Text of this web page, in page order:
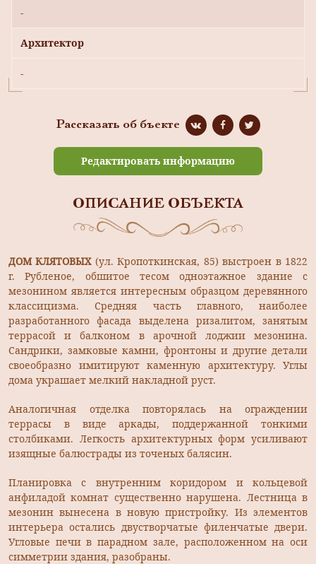
-
Архитектор
-
Рассказать об бъекте
Редактировать информацию
ОПИСАНИЕ ОБЪЕКТА
ДОМ КЛЯТОВЫХ(ул. Кропоткинская, 85) выстроен в 1822
г. Рубленое, обшитое тесом одноэтажное здание с
мезонином является интересным образцом деревянного
классицизма. Средняя часть главного, наиболее
разработанного фасада выделена ризалитом, занятым
террасой и балконом в арочной лоджии мезонина.
Сандрики, замковые камни, фронтоны и другие детали
своеобразно имитируют каменную архитектуру. Углы
дома украшает мелкий накладной руст.
Аналогичная отделка повторялась на ограждении
террасы в виде аркады, поддержанной тонкими
столбиками. Легкость архитектурных форм усиливают
изящные балюстрады из точеных балясин.
Планировка с внутренним коридором и кольцевой
анфиладой комнат существенно нарушена. Лестница в
мезонин вынесена в новую пристройку. Из элементов
интерьера остались двустворчатые филенчатые двери.
Угловые печи в парадном зале, расположенном на оси
симметрии здания, разобраны.